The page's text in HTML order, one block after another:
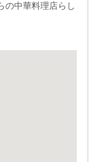
の中華料理店らし